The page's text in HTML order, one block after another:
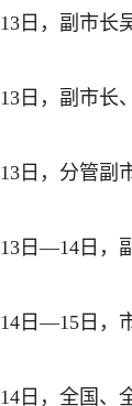
13日，副市长
13日，副市长
13日，分管副
13日—14日，
14日—15日，
14日，全国、